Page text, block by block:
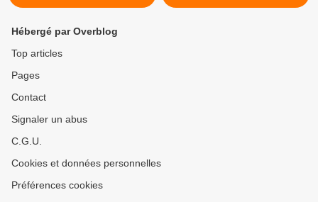
Hébergé par Overblog
Top articles
Pages
Contact
Signaler un abus
C.G.U.
Cookies et données personnelles
Préférences cookies